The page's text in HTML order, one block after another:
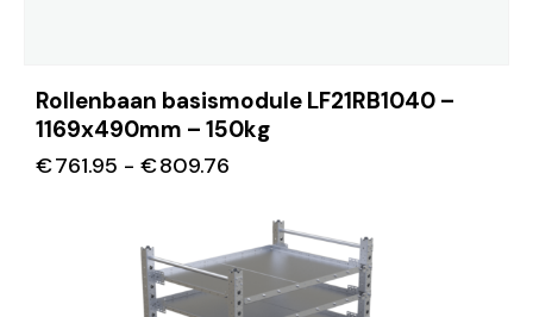
Rollenbaan basismodule LF21RB1040 –
1169x490mm – 150kg
€761.95 - €809.76